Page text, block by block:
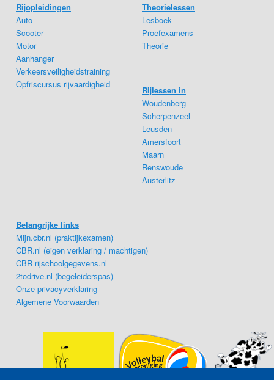
Rijopleidingen
Auto
Scooter
Motor
Aanhanger
Verkeersveiligheidstraining
Opfriscursus rijvaardigheid
Theorielessen
Lesboek
Proefexamens
Theorie
Rijlessen in
Woudenberg
Scherpenzeel
Leusden
Amersfoort
Maarn
Renswoude
Austerlitz
Belangrijke links
Mijn.cbr.nl (praktijkexamen)
CBR.nl (eigen verklaring / machtigen)
CBR rijschoolgegevens.nl
2todrive.nl (begeleiderspas)
Onze privacyverklaring
Algemene Voorwaarden